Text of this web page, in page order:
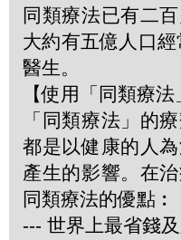
同類療法已有二
大約有五億人口
醫生。
【使用「同類療
「同類療法」的
都是以健康的人
產生的影響。在
同類療法的優點︰
--- 世界上最省錢